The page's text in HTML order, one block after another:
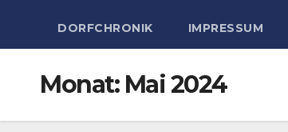
DORFCHRONIK IMPRESSUM
Monat: Mai 2024